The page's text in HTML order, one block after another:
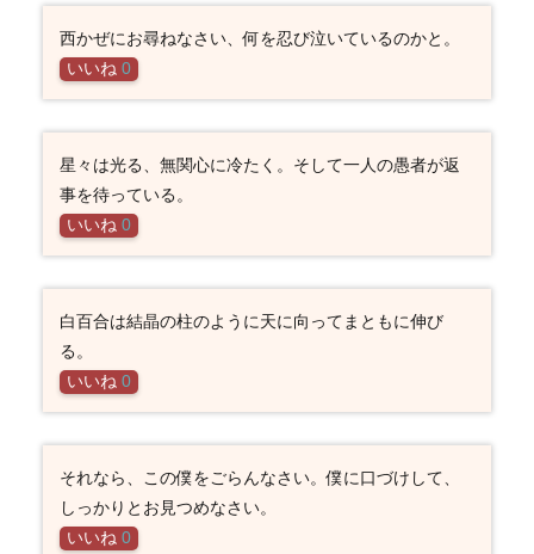
西かぜにお尋ねなさい、何を忍び泣いているのかと。
いいね 0
星々は光る、無関心に冷たく。そして一人の愚者が返
事を待っている。
いいね 0
白百合は結晶の柱のように天に向ってまともに伸び
る。
いいね 0
それなら、この僕をごらんなさい。僕に口づけして、
しっかりとお見つめなさい。
いいね 0